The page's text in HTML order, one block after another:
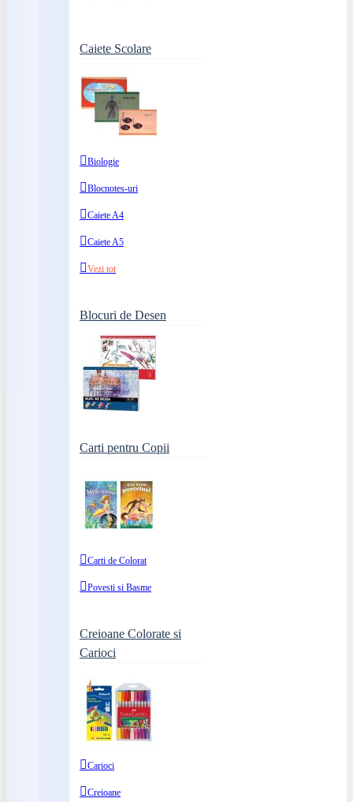
Caiete Scolare
Biologie
Blocnotes-uri
Caiete A4
Caiete A5
Vezi tot
Blocuri de Desen
Carti pentru Copii
Carti de Colorat
Povesti si Basme
Creioane Colorate si
Carioci
Carioci
Creioane